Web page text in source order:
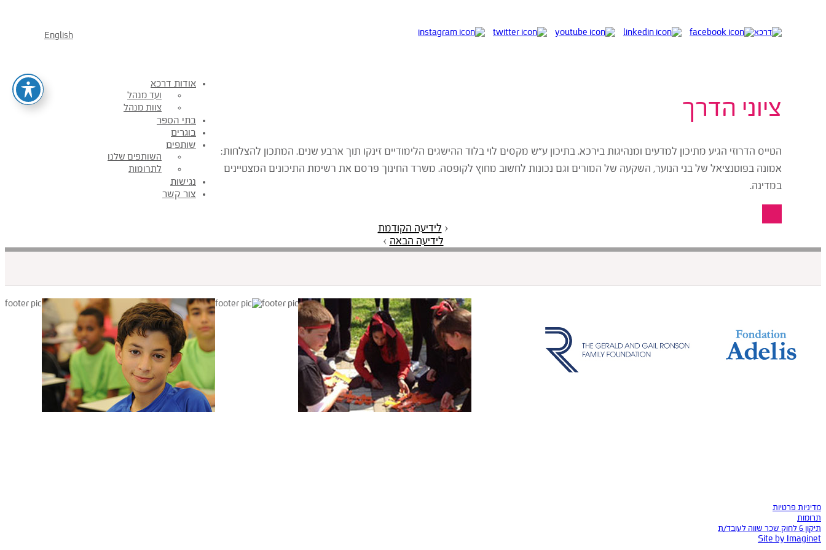
English
אודות דרכא
ועד מנהל
צוות מנהל
בתי הספר
בוגרים
שותפים
השותפים שלנו
לתרומות
נגישות
צור קשר
ציוני הדרך
הטייס הדרוזי הגיע מתיכון למדעים ומנהיגות בירכא. בתיכון ע"ש מקסים לוי בלוד ההישגים הלימודיים זינקו תוך ארבע שנים. המתכון להצלחות:
אמונה בפוטנציאל של בני הנוער, השקעה של המורים וגם נכונות לחשוב מחוץ לקופסה. משרד החינוך פרסם את רשימת התיכונים המצטיינים
במדינה.
‹ לידיעה הקודמת
לידיעה הבאה ›
מדיניות פרטיות
תרומות
תיקון 6 לחוק שכר שווה לעובד/ת
Site by Imaginet